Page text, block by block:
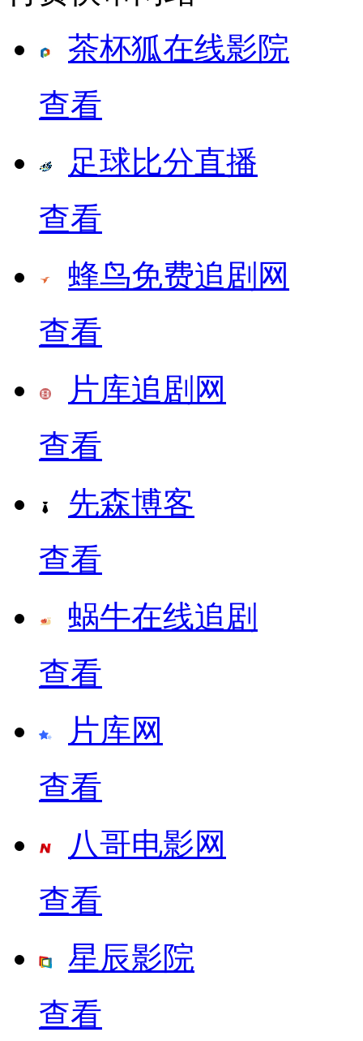
茶杯狐在线影院
查看
足球比分直播
查看
蜂鸟免费追剧网
查看
片库追剧网
查看
先森博客
查看
蜗牛在线追剧
查看
片库网
查看
八哥电影网
查看
星辰影院
查看